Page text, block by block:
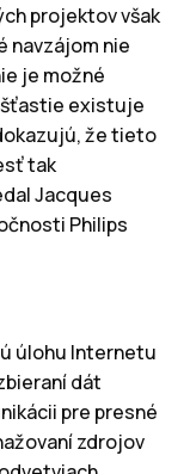
projektov však
navzájom nie
je možné
existuje
že tieto
tak
Jacques
Philips
úlohu Internetu
dát
pre presné
zdrojov